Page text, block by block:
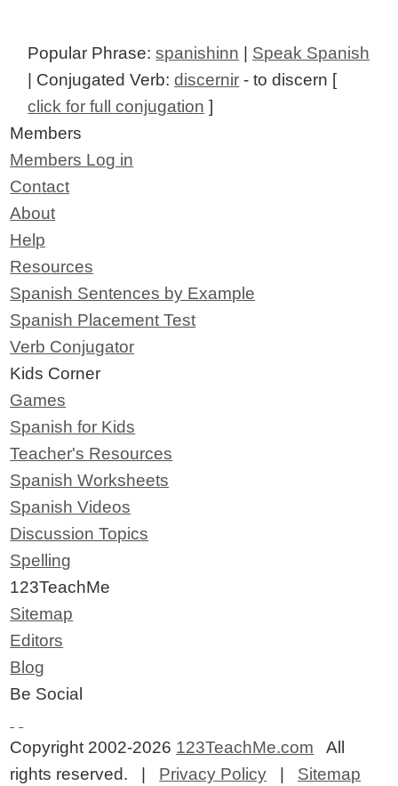
Popular Phrase:spanishinn | Speak Spanish
| Conjugated Verb:discernir - to discern [
click for full conjugation ]
Members
Members Log in
Contact
About
Help
Resources
Spanish Sentences by Example
Spanish Placement Test
Verb Conjugator
Kids Corner
Games
Spanish for Kids
Teacher's Resources
Spanish Worksheets
Spanish Videos
Discussion Topics
Spelling
123TeachMe
Sitemap
Editors
Blog
Be Social
Copyright 2002-2026 123TeachMe.com All
rights reserved. | Privacy Policy | Sitemap